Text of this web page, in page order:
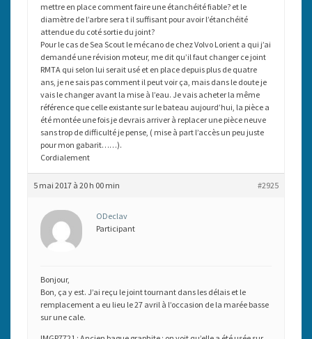
mettre en place comment faire une étanchéité fiable? et le
diamètre de l’arbre sera t il suffisant pour avoir l’étanchéité
attendue du coté sortie du joint?
Pour le cas de Sea Scout le mécano de chez Volvo Lorient a qui j’ai
demandé une révision moteur, me dit qu’il faut changer ce joint
RMTA qui selon lui serait usé et en place depuis plus de quatre
ans, je ne sais pas comment il peut voir ça, mais dans le doute je
vais le changer avant la mise à l’eau. Je vais acheter la même
référence que celle existante sur le bateau aujourd’hui, la pièce a
été montée une fois je devrais arriver à replacer une pièce neuve
sans trop de difficulté je pense, ( mise à part l’accès un peu juste
pour mon gabarit……).
Cordialement
5 mai 2017 à 20 h 00 min #2925
ODeclav
Participant
Bonjour,
Bon, ça y est. J’ai reçu le joint tournant dans les délais et le
remplacement a eu lieu le 27 avril à l’occasion de la marée basse
sur une cale.